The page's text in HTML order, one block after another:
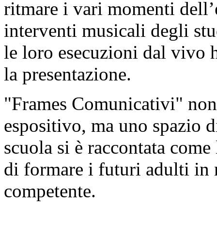
ritmare i vari momenti
interventi musicali degli
le loro esecuzioni dal vivo
la presentazione.
"Frames Comunicativi"
espositivo, ma uno spazio
scuola si è raccontata
di formare i futuri adulti in
competente.